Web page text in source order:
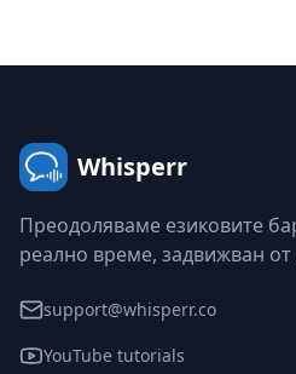
Whisperr
Преодоляваме езиковите
реално време, задвижван от
support@whisperr.co
YouTube tutorials